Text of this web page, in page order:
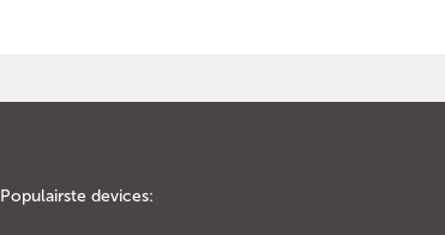
Populairste devices: